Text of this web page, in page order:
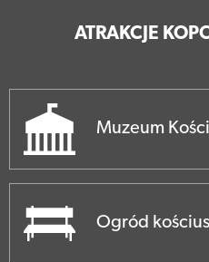
ATRAKCJE
Muzeum
Ogród